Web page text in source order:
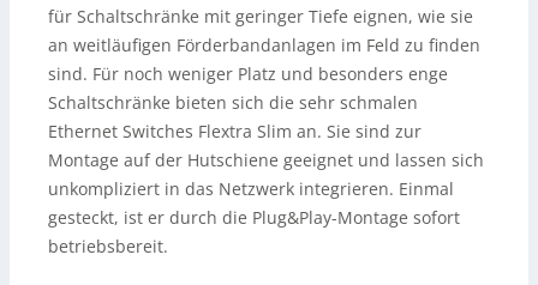
für Schaltschränke mit geringer Tiefe eignen, wie sie
an weitläufigen Förderbandanlagen im Feld zu finden
sind. Für noch weniger Platz und besonders enge
Schaltschränke bieten sich die sehr schmalen
Ethernet Switches Flextra Slim an. Sie sind zur
Montage auf der Hutschiene geeignet und lassen sich
unkompliziert in das Netzwerk integrieren. Einmal
gesteckt, ist er durch die Plug&Play-Montage sofort
betriebsbereit.